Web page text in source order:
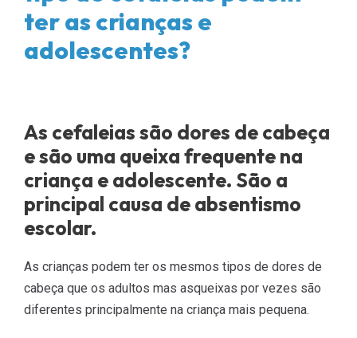
ter as crianças e
adolescentes?
As cefaleias são dores de cabeça
e são uma queixa frequente na
criança e adolescente. São a
principal causa de absentismo
escolar.
As crianças podem ter os mesmos tipos de dores de
cabeça que os adultos mas asqueixas por vezes são
diferentes principalmente na criança mais pequena.